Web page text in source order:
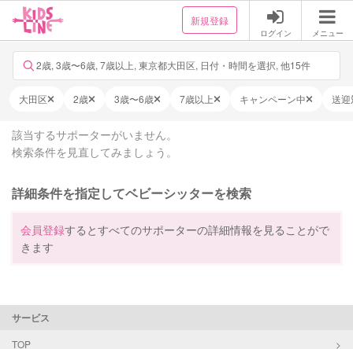
新規登録
ログイン メニュー
2歳, 3歳〜6歳, 7歳以上, 東京都大田区, 日付・時間を選択, 他15件
大田区 2歳 3歳〜6歳 7歳以上 キャンペーン中 送迎
該当するサポーターがいません。
検索条件を見直してみましょう。
詳細条件を指定してベビーシッターを検索
会員登録するとすべてのサポーターの詳細情報を見ることがで
きます
サービス
TOP